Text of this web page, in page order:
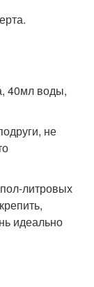
40мл воды,
не
литровых
идеально